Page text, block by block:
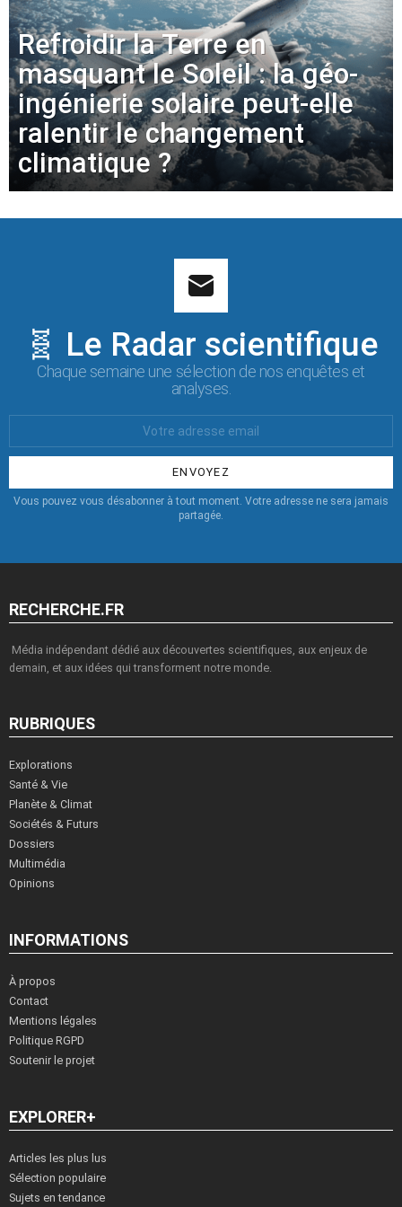
Refroidir la Terre en
masquant le Soleil : la géo-
ingénierie solaire peut-elle
ralentir le changement
climatique ?
🧬 Le Radar scientifique
Chaque semaine une sélection de nos enquêtes et
analyses.
:
Vous pouvez vous désabonner à tout moment. Votre adresse ne sera jamais
partagée.
RECHERCHE.FR
Média indépendant dédié aux découvertes scientifiques, aux enjeux de
demain, et aux idées qui transforment notre monde.
RUBRIQUES
Explorations
Santé & Vie
Planète & Climat
Sociétés & Futurs
Dossiers
Multimédia
Opinions
INFORMATIONS
À propos
Contact
Mentions légales
Politique RGPD
Soutenir le projet
EXPLORER+
Articles les plus lus
Sélection populaire
Sujets en tendance